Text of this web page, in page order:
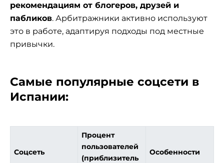
рекомендациям от блогеров, друзей и
пабликов. Арбитражники активно используют
это в работе, адаптируя подходы под местные
привычки.
Самые популярные соцсети в
Испании:
Соцсеть
Процент
пользователей
(приблизитель
Особенности